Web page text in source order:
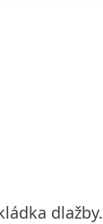
dlažby.